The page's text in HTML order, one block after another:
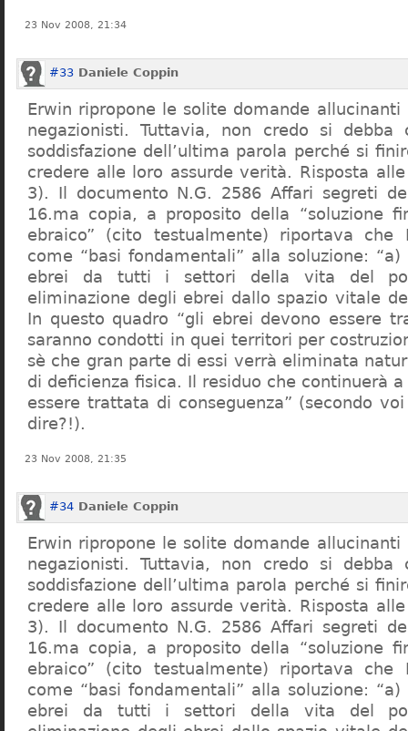
23 Nov 2008, 21:34
#33 Daniele Coppin
Erwin ripropone le solite domande
negazionisti. Tuttavia, non credo si debba
soddisfazione dell’ultima parola perché si
credere alle loro assurde verità. Risposta
3). Il documento N.G. 2586 Affari segreti
16.ma copia, a proposito della “soluzione
ebraico” (cito testualmente) riportava che
come “basi fondamentali” alla soluzione:
ebrei da tutti i settori della vita del
eliminazione degli ebrei dallo spazio vitale
In questo quadro “gli ebrei devono essere
saranno condotti in quei territori per
sè che gran parte di essi verrà eliminata
di deficienza fisica. Il residuo che continuerà
essere trattata di conseguenza” (secondo
dire?!).
23 Nov 2008, 21:35
#34 Daniele Coppin
Erwin ripropone le solite domande
negazionisti. Tuttavia, non credo si debba
soddisfazione dell’ultima parola perché si
credere alle loro assurde verità. Risposta
3). Il documento N.G. 2586 Affari segreti
16.ma copia, a proposito della “soluzione
ebraico” (cito testualmente) riportava che
come “basi fondamentali” alla soluzione:
ebrei da tutti i settori della vita del